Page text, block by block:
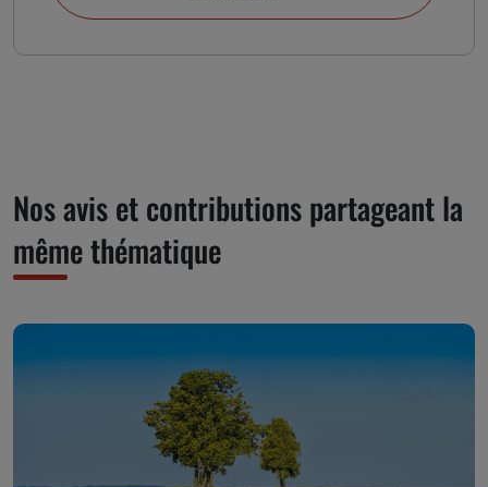
Nos avis et contributions partageant la
même thématique